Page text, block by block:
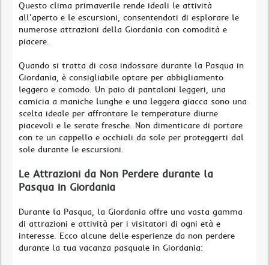
Questo clima primaverile rende ideali le attività
all'aperto e le escursioni, consentendoti di esplorare le
numerose attrazioni della Giordania con comodità e
piacere.
Quando si tratta di cosa indossare durante la Pasqua in
Giordania, è consigliabile optare per abbigliamento
leggero e comodo. Un paio di pantaloni leggeri, una
camicia a maniche lunghe e una leggera giacca sono una
scelta ideale per affrontare le temperature diurne
piacevoli e le serate fresche. Non dimenticare di portare
con te un cappello e occhiali da sole per proteggerti dal
sole durante le escursioni.
Le Attrazioni da Non Perdere durante la
Pasqua in Giordania
Durante la Pasqua, la Giordania offre una vasta gamma
di attrazioni e attività per i visitatori di ogni età e
interesse. Ecco alcune delle esperienze da non perdere
durante la tua vacanza pasquale in Giordania: